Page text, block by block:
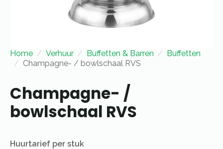
Home Verhuur Buffetten & Barren
Buffetten
Champagne- / bowlschaal RVS
Champagne- /
bowlschaal RVS
Huurtarief per stuk